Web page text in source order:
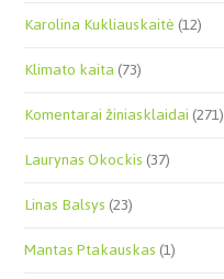
Karolina Kukliauskaitė(12)
Klimato kaita(73)
Komentarai žiniasklaidai(271)
Laurynas Okockis(37)
Linas Balsys(23)
Mantas Ptakauskas(1)